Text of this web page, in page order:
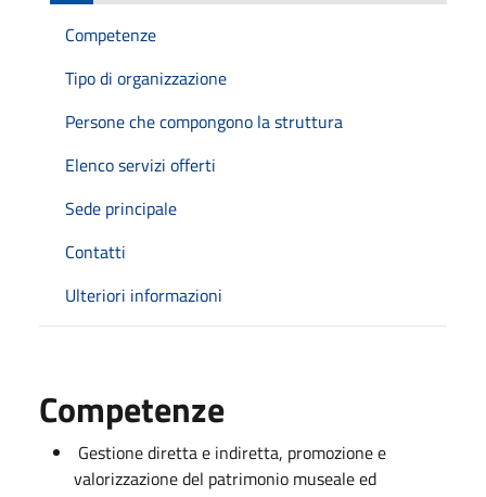
Competenze
Tipo di organizzazione
Persone che compongono la struttura
Elenco servizi offerti
Sede principale
Contatti
Ulteriori informazioni
Competenze
Gestione diretta e indiretta, promozione e
valorizzazione del patrimonio museale ed